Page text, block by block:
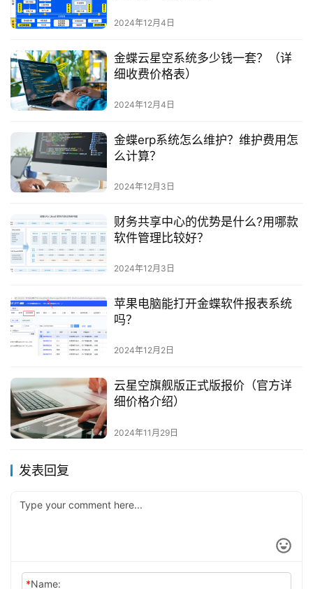
2024年12月4日
金蝶云星空系统多少钱一套？（详
细收费价格表）
2024年12月4日
金蝶erp系统怎么维护？维护费用怎
么计算？
2024年12月3日
财务共享中心的优势是什么?用哪款
软件管理比较好？
2024年12月3日
苹果电脑能打开金蝶软件报表系统
吗？
2024年12月2日
云星空旗舰版正式版报价（官方详
细价格介绍）
2024年11月29日
发表回复
*Name: